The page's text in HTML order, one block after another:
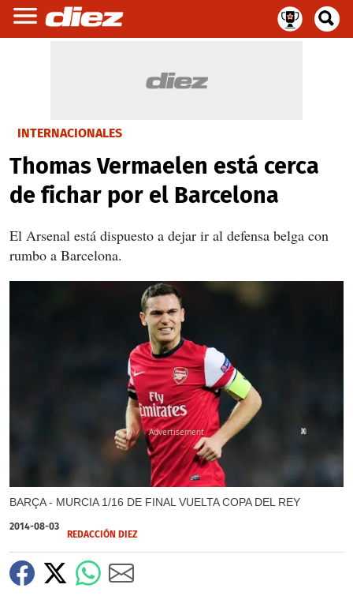
INTERNACIONALES
Thomas Vermaelen está cerca
de fichar por el Barcelona
El Arsenal está dispuesto a dejar ir al defensa belga con
rumbo a Barcelona.
BARÇA - MURCIA 1/16 DE FINAL VUELTA COPA DEL REY
X
2014-08-03
REDACCIÓN DIEZ